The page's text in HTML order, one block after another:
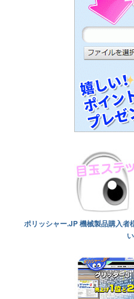
ポリッシャー.JP 機械製品購入者